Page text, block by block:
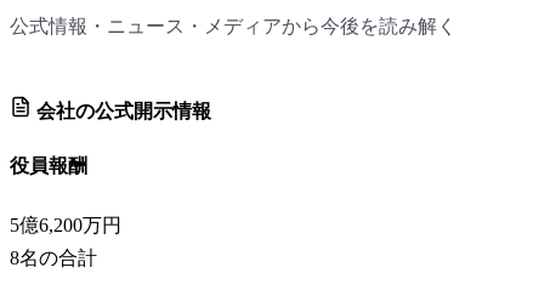
公式情報・ニュース・メディアから今後を読み解く
会社の公式開示情報
役員報酬
5億6,200万円
8名の合計